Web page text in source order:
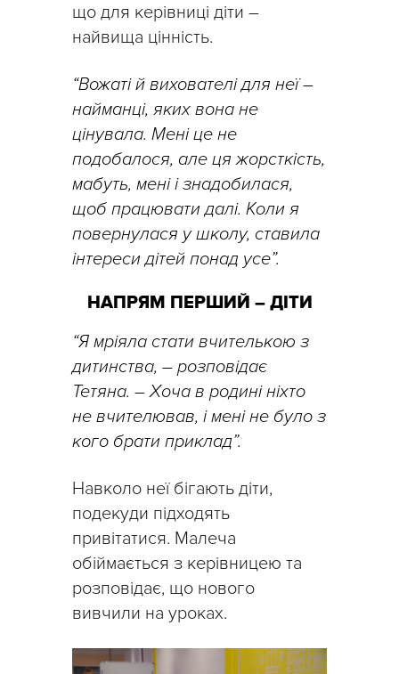
що для керівниці діти –
найвища цінність.
“Вожаті й вихователі для неї –
найманці, яких вона не
цінувала. Мені це не
подобалося, але ця жорсткість,
мабуть, мені і знадобилася,
щоб працювати далі. Коли я
повернулася у школу, ставила
інтереси дітей понад усе”.
НАПРЯМ ПЕРШИЙ – ДІТИ
“Я мріяла стати вчителькою з
дитинства, – розповідає
Тетяна. – Хоча в родині ніхто
не вчителював, і мені не було з
кого брати приклад”.
Навколо неї бігають діти,
подекуди підходять
привітатися. Малеча
обіймається з керівницею та
розповідає, що нового
вивчили на уроках.